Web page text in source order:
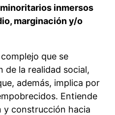
inmersos
marginación y/o
que se
de la realidad social,
además, implica por
Entiende
y construcción hacia